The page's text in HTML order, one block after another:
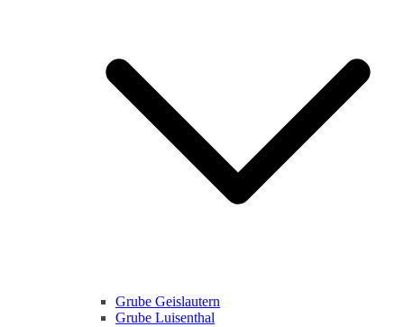
Grube Geislautern
Grube Luisenthal